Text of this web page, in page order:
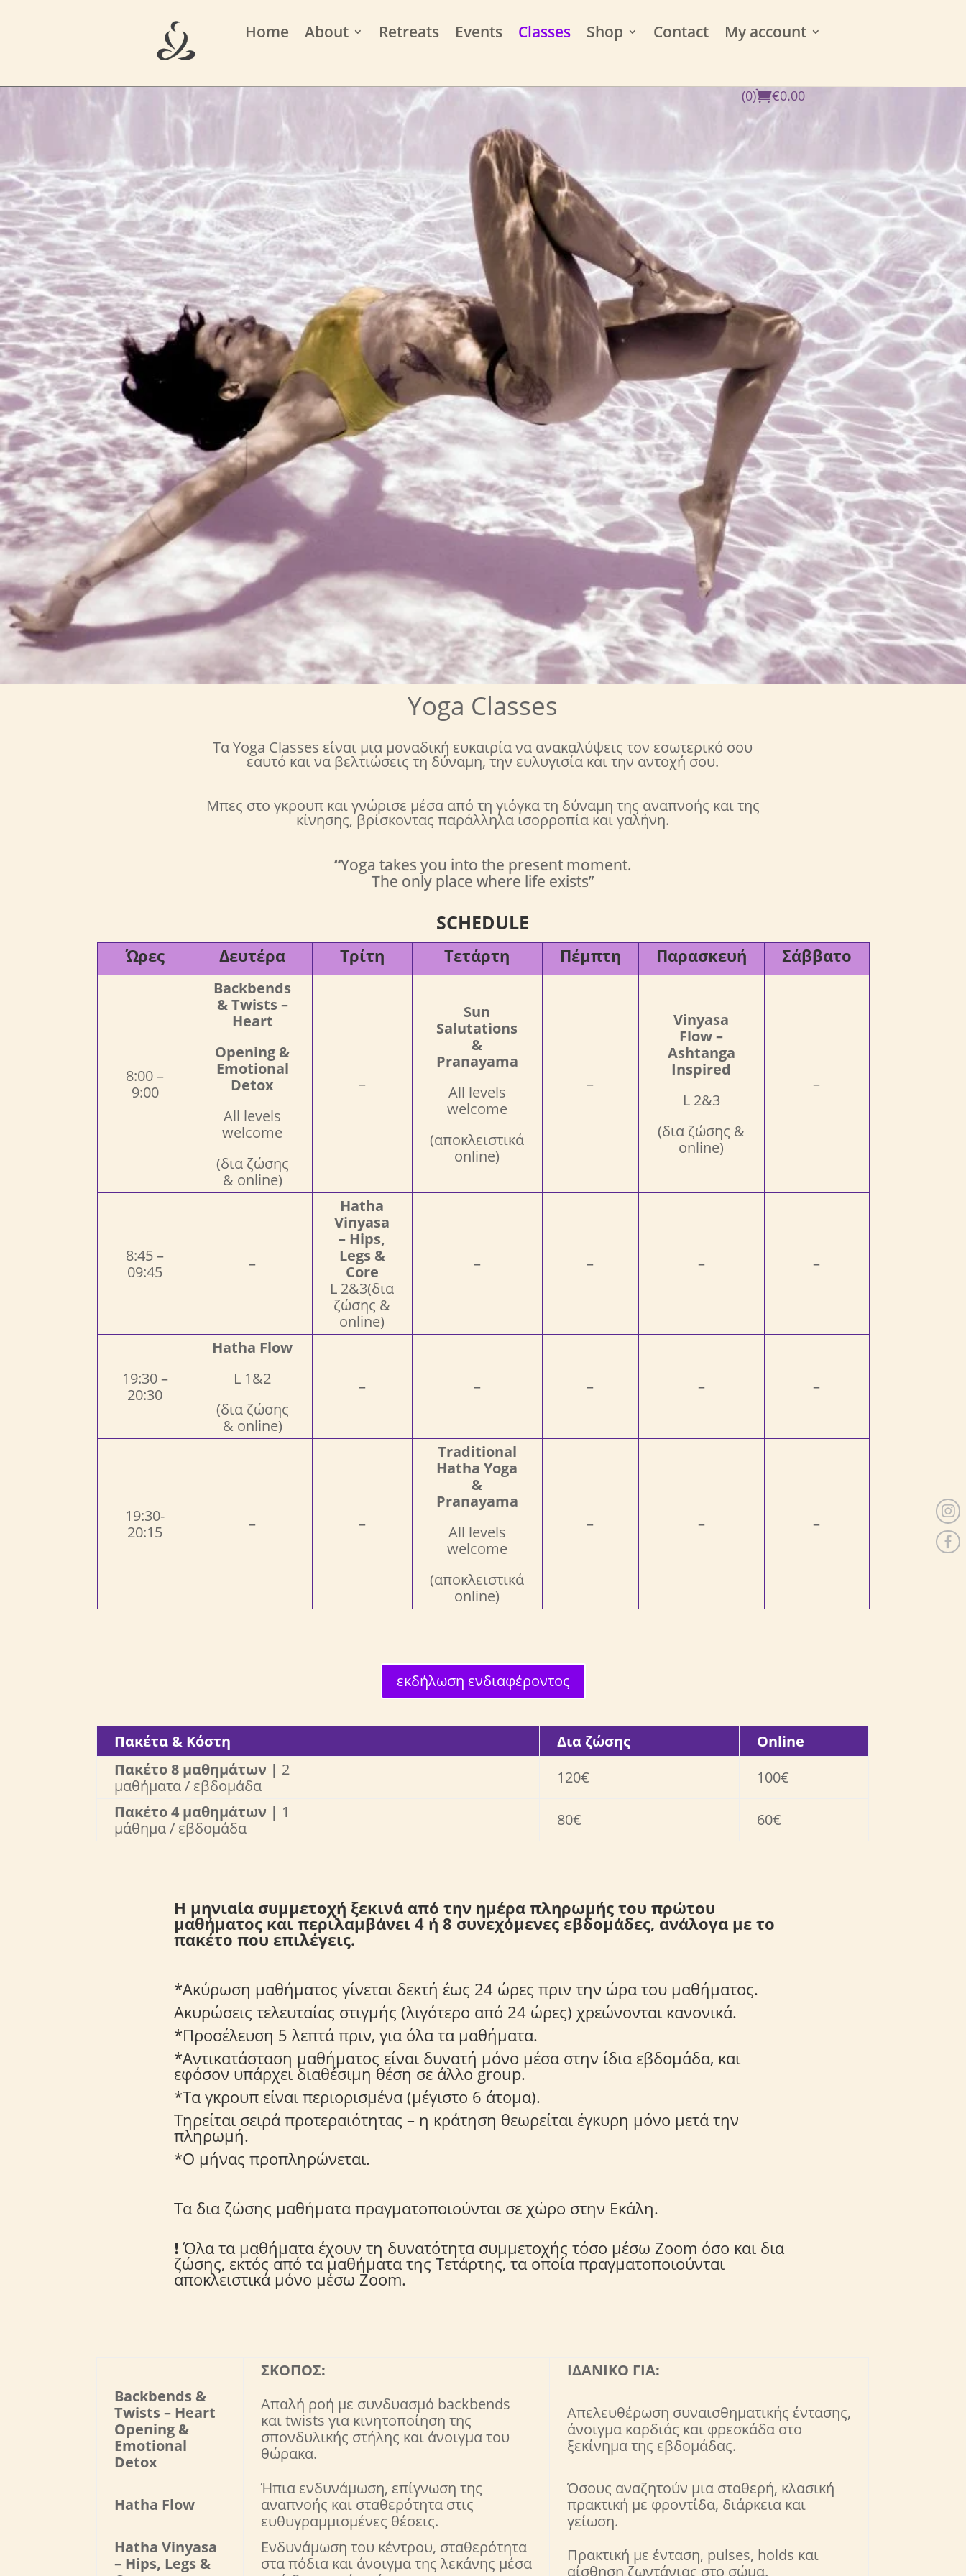
Home About Retreats Events Classes Shop Contact My account
(0) €0.00
Yoga Classes
Τα Yoga Classes είναι μια μοναδική ευκαιρία να ανακαλύψεις τον εσωτερικό σου
εαυτό και να βελτιώσεις τη δύναμη, την ευλυγισία και την αντοχή σου.
Μπες στο γκρουπ και γνώρισε μέσα από τη γιόγκα τη δύναμη της αναπνοής και της
κίνησης, βρίσκοντας παράλληλα ισορροπία και γαλήνη.
“Yoga takes you into the present moment.
The only place where life exists”
SCHEDULE
Ώρες Δευτέρα Τρίτη Τετάρτη Πέμπτη Παρασκευή Σάββατο
8:00 –
9:00
Backbends
& Twists –
Heart
Opening &
Emotional
Detox
All levels
welcome
(δια ζώσης
& online)
–
Sun
Salutations
&
Pranayama
All levels
welcome
(αποκλειστικά
online)
–
Vinyasa
Flow –
Ashtanga
Inspired
L 2&3
(δια ζώσης &
online)
–
8:45 –
09:45
–
Hatha
Vinyasa
– Hips,
Legs &
Core
L 2&3(δια
ζώσης &
online)
– – – –
19:30 –
20:30
Hatha Flow
L 1&2
(δια ζώσης
& online)
– – – – –
19:30-
20:15
– –
Traditional
Hatha Yoga
&
Pranayama
All levels
welcome
(αποκλειστικά
online)
– – –
εκδήλωση ενδιαφέροντος
Πακέτα & Κόστη Δια ζώσης
Online
Πακέτο 8 μαθημάτων | 2
μαθήματα / εβδομάδα
120€
100€
Πακέτο 4 μαθημάτων | 1
μάθημα / εβδομάδα
80€ 60€
Η μηνιαία συμμετοχή ξεκινά από την ημέρα πληρωμής του πρώτου
μαθήματος και περιλαμβάνει 4 ή 8 συνεχόμενες εβδομάδες, ανάλογα με το
πακέτο που επιλέγεις.
*Ακύρωση μαθήματος γίνεται δεκτή έως 24 ώρες πριν την ώρα του μαθήματος.
Ακυρώσεις τελευταίας στιγμής (λιγότερο από 24 ώρες) χρεώνονται κανονικά.
*Προσέλευση 5 λεπτά πριν, για όλα τα μαθήματα.
*Αντικατάσταση μαθήματος είναι δυνατή μόνο μέσα στην ίδια εβδομάδα, και
εφόσον υπάρχει διαθέσιμη θέση σε άλλο group.
*Τα γκρουπ είναι περιορισμένα (μέγιστο 6 άτομα).
Τηρείται σειρά προτεραιότητας – η κράτηση θεωρείται έγκυρη μόνο μετά την
πληρωμή.
*Ο μήνας προπληρώνεται.
Τα δια ζώσης μαθήματα πραγματοποιούνται σε χώρο στην Εκάλη.
❗ Όλα τα μαθήματα έχουν τη δυνατότητα συμμετοχής τόσο μέσω Zoom όσο και δια
ζώσης, εκτός από τα μαθήματα της Τετάρτης, τα οποία πραγματοποιούνται
αποκλειστικά μόνο μέσω Zoom.
ΣΚΟΠΟΣ:
ΙΔΑΝΙΚΟ ΓΙΑ:
Backbends &
Twists – Heart
Opening &
Emotional
Detox
Απαλή ροή με συνδυασμό backbends
και twists για κινητοποίηση της
σπονδυλικής στήλης και άνοιγμα του
θώρακα.
Απελευθέρωση συναισθηματικής έντασης,
άνοιγμα καρδιάς και φρεσκάδα στο
ξεκίνημα της εβδομάδας.
Hatha Flow
Ήπια ενδυνάμωση, επίγνωση της
αναπνοής και σταθερότητα στις
ευθυγραμμισμένες θέσεις.
Όσους αναζητούν μια σταθερή, κλασική
πρακτική με φροντίδα, διάρκεια και
γείωση.
Hatha Vinyasa
– Hips, Legs &
Ενδυνάμωση του κέντρου, σταθερότητα
στα πόδια και άνοιγμα της λεκάνης μέσα
Πρακτική με ένταση, pulses, holds και
αίσθηση ζωντάνιας στο σώμα.

